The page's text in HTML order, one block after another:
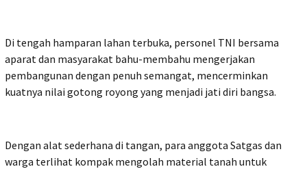
Di tengah hamparan lahan terbuka, personel TNI bersama
aparat dan masyarakat bahu-membahu mengerjakan
pembangunan dengan penuh semangat, mencerminkan
kuatnya nilai gotong royong yang menjadi jati diri bangsa.
Dengan alat sederhana di tangan, para anggota Satgas dan
warga terlihat kompak mengolah material tanah untuk